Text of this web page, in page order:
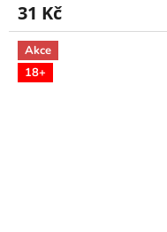
31 Kč
Akce
18+